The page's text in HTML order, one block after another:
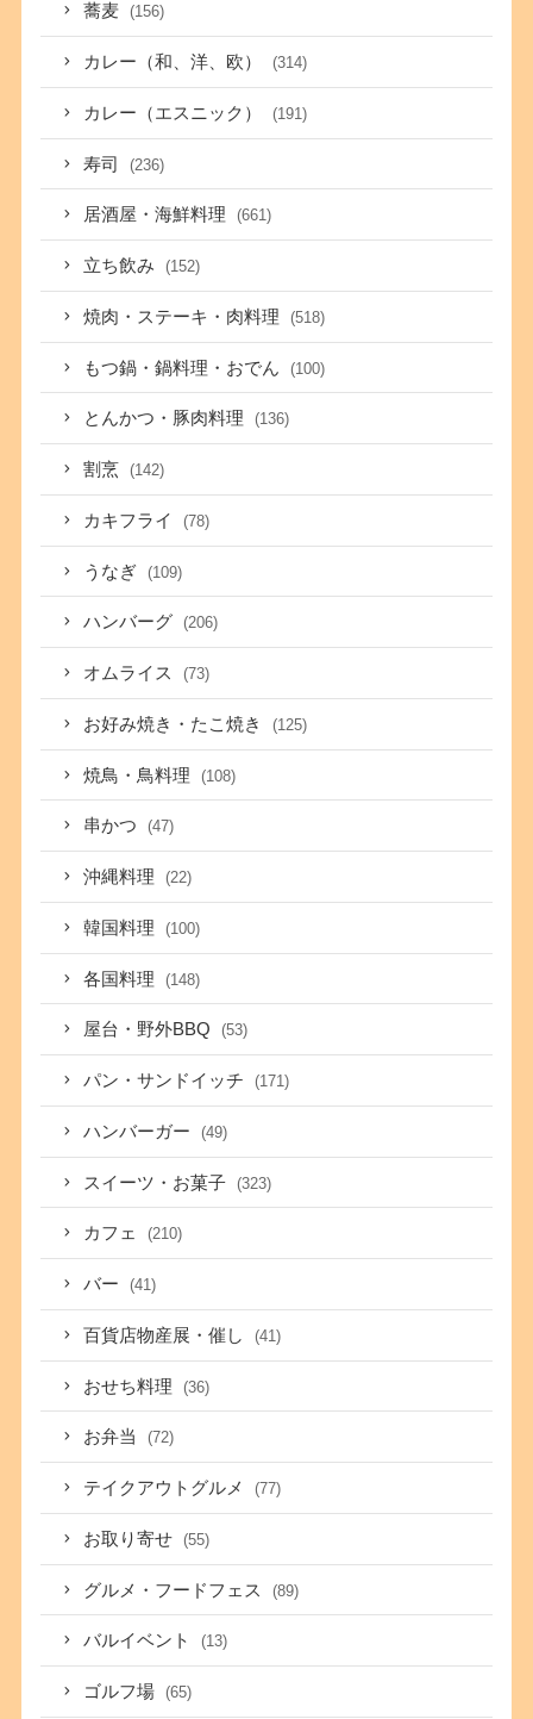
蕎麦 (156)
カレー（和、洋、欧） (314)
カレー（エスニック） (191)
寿司 (236)
居酒屋・海鮮料理 (661)
立ち飲み (152)
焼肉・ステーキ・肉料理 (518)
もつ鍋・鍋料理・おでん (100)
とんかつ・豚肉料理 (136)
割烹 (142)
カキフライ (78)
うなぎ (109)
ハンバーグ (206)
オムライス (73)
お好み焼き・たこ焼き (125)
焼鳥・鳥料理 (108)
串かつ (47)
沖縄料理 (22)
韓国料理 (100)
各国料理 (148)
屋台・野外BBQ (53)
パン・サンドイッチ (171)
ハンバーガー (49)
スイーツ・お菓子 (323)
カフェ (210)
バー (41)
百貨店物産展・催し (41)
おせち料理 (36)
お弁当 (72)
テイクアウトグルメ (77)
お取り寄せ (55)
グルメ・フードフェス (89)
バルイベント (13)
ゴルフ場 (65)